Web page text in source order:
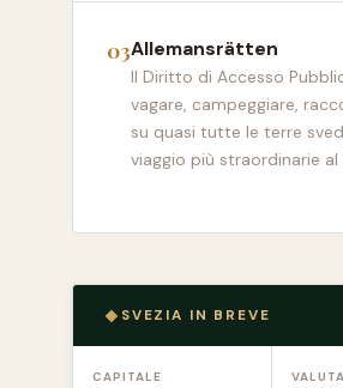
Allemansrätten
Il Diritto di Accesso
vagare, campeggiare,
su quasi tutte le terre
viaggio più straordinarie
SVEZIA IN BREVE
CAPITALE VALUTA